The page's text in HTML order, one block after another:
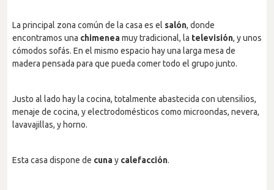
La principal zona común de la casa es el salón, donde
encontramos una chimeneamuy tradicional, la televisión, y unos
cómodos sofás. En el mismo espacio hay una larga mesa de
madera pensada para que pueda comer todo el grupo junto.
Justo al lado hay la cocina, totalmente abastecida con utensilios,
menaje de cocina, y electrodomésticos como microondas, nevera,
lavavajillas, y horno.
Esta casa dispone de cunay calefacción.